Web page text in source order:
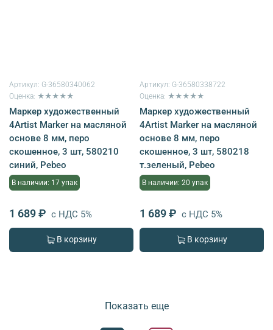
Артикул: G-36580340062
Оценка: ★★★★★
Маркер художественный
4Artist Marker на масляной
основе 8 мм, перо
скошенное, 3 шт, 580210
синий, Pebeo
В наличии: 17 упак
1 689 ₽ с НДС 5%
В корзину
Артикул: G-36580338722
Оценка: ★★★★★
Маркер художественный
4Artist Marker на масляной
основе 8 мм, перо
скошенное, 3 шт, 580218
т.зеленый, Pebeo
В наличии: 20 упак
1 689 ₽ с НДС 5%
В корзину
Показать еще